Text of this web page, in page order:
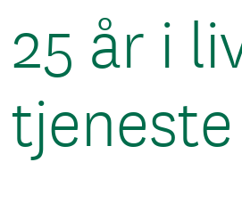
25 år i
tjeneste